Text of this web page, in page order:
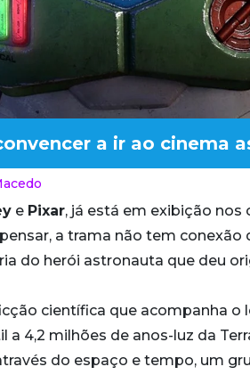
a ir ao cinema
e Pixar, já está em exibição nos
a trama não tem conexão
do herói astronauta que deu
científica que acompanha o
4,2 milhões de anos-luz da
do espaço e tempo, um